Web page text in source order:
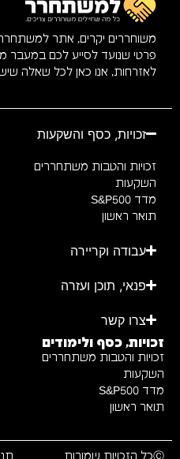
משוחררים יקרים, אתר למשתחרר
פרטי שנועד לסייע לכם במעבר
לאזרחות, אנו כאן לכל שאלה
זכויות, כסף והשקעות
זכויות והטבות משתחררים
השקעות
מדד S&P500
תואר ראשון
עבודה וקריירה
פנאי, תוכן ועזרה
צרו קשר
זכויות, כסף ולימודים
זכויות והטבות משתחררים
השקעות
מדד S&P500
תואר ראשון
Ⓒכל הזכויות שמורות